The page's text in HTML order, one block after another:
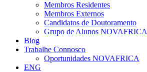
Membros Residentes
Membros Externos
Candidatos de Doutoramento
Grupo de Alunos NOVAFRICA
Blog
Trabalhe Connosco
Oportunidades NOVAFRICA
ENG